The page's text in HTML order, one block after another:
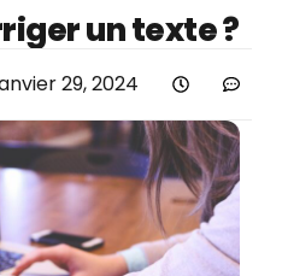
un texte ?
29, 2024